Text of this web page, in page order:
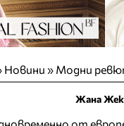
Новини » Модни
Жана